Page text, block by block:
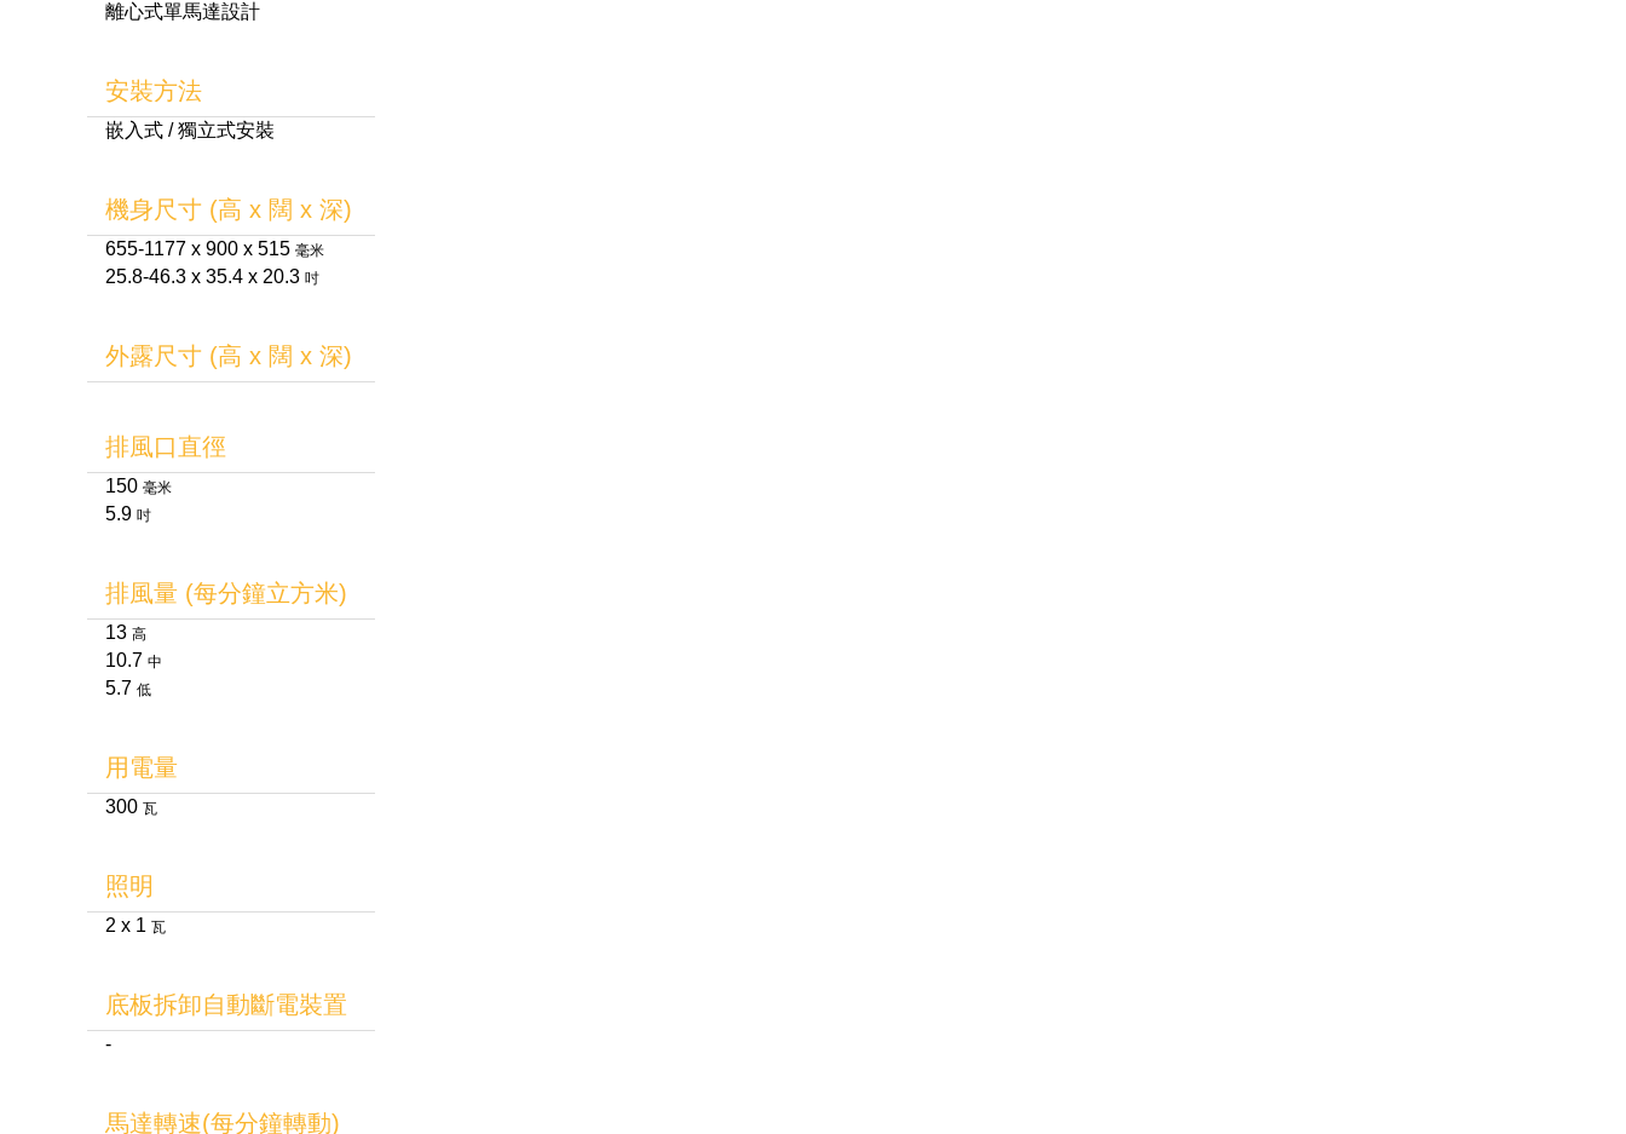
離心式單馬達設計
安裝方法
嵌入式 / 獨立式安裝
機身尺寸 (高 x 闊 x 深)
655-1177 x 900 x 515 毫米
25.8-46.3 x 35.4 x 20.3 吋
外露尺寸 (高 x 闊 x 深)
排風口直徑
150 毫米
5.9 吋
排風量 (每分鐘立方米)
13 高
10.7 中
5.7 低
用電量
300 瓦
照明
2 x 1 瓦
底板拆卸自動斷電裝置
-
馬達轉速(每分鐘轉動)